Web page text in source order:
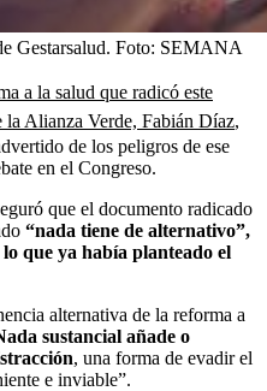
Gestarsalud. Foto: SEMANA
a la salud que radicó este
la Alianza Verde, Fabián Díaz,
de los peligros de ese
en el Congreso.
que el documento radicado
“nada tiene de alternativo”,
que ya había planteado el
alternativa de la reforma a
sustancial añade o
, una forma de evadir el
e inviable”.